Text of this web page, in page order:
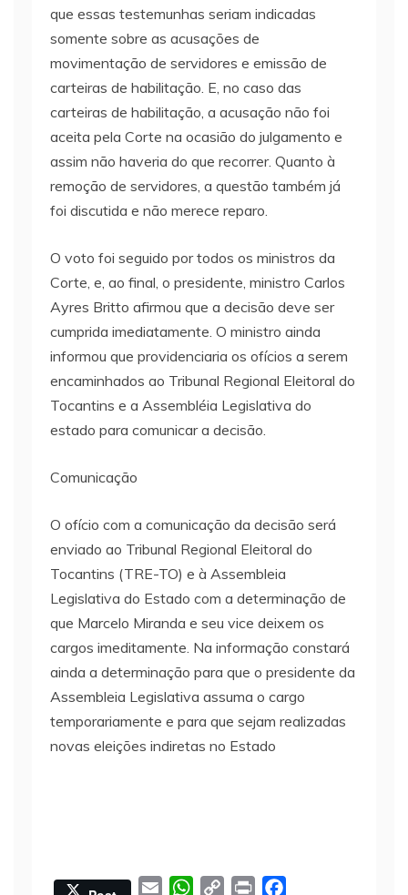
que essas testemunhas seriam indicadas
somente sobre as acusações de
movimentação de servidores e emissão de
carteiras de habilitação. E, no caso das
carteiras de habilitação, a acusação não foi
aceita pela Corte na ocasião do julgamento e
assim não haveria do que recorrer. Quanto à
remoção de servidores, a questão também já
foi discutida e não merece reparo.
O voto foi seguido por todos os ministros da
Corte, e, ao final, o presidente, ministro Carlos
Ayres Britto afirmou que a decisão deve ser
cumprida imediatamente. O ministro ainda
informou que providenciaria os ofícios a serem
encaminhados ao Tribunal Regional Eleitoral do
Tocantins e a Assembléia Legislativa do
estado para comunicar a decisão.
Comunicação
O ofício com a comunicação da decisão será
enviado ao Tribunal Regional Eleitoral do
Tocantins (TRE-TO) e à Assembleia
Legislativa do Estado com a determinação de
que Marcelo Miranda e seu vice deixem os
cargos imeditamente. Na informação constará
ainda a determinação para que o presidente da
Assembleia Legislativa assuma o cargo
temporariamente e para que sejam realizadas
novas eleições indiretas no Estado
W